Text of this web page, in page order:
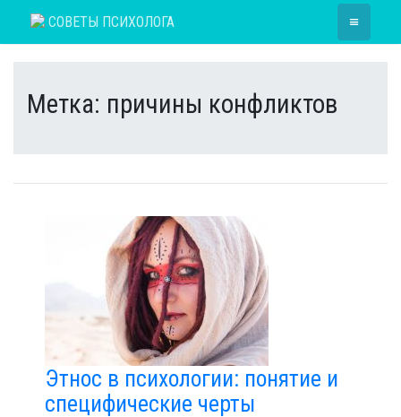
СОВЕТЫ ПСИХОЛОГА ≡
Метка: причины конфликтов
Этнос в психологии: понятие и
специфические черты